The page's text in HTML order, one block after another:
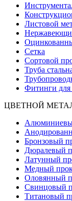
Листовой
Сетка
Сортовой
Труба
Фитинги для
ЦВЕТНОЙ
Бронзовый
Дюралевый
Латунный
Медный
Оловянный
Свинцовый
Титановый